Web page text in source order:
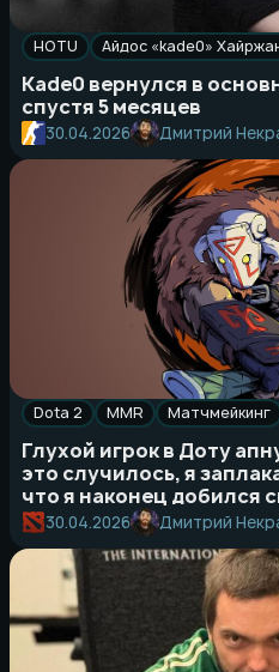
HOTU Айдос «kade0»
Kade0 вернулся в
спустя 5 месяцев
30.04.2026 Дмитрий
Dota 2 MMR Матчмейкинг
Глухой игрок в Доту
это случилось, я
что я наконец добился
30.04.2026 Дмитрий